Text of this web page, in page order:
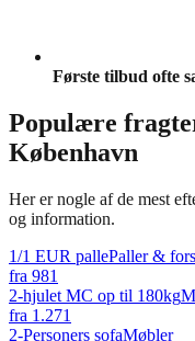
Første tilbud ofte
Populære
København
Her er nogle af de mest
og information.
1/1 EUR pallePaller &
fra 981
2-hjulet MC op til 180kg
fra 1.271
2-Personers sofaMøbler